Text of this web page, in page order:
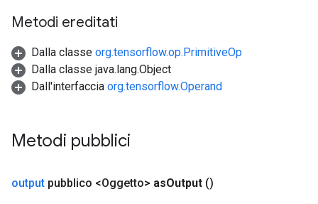
Metodi ereditati
Dalla classe org.tensorflow.op.PrimitiveOp
Dalla classe java.lang.Object
Dall'interfaccia org.tensorflow.Operand
Metodi pubblici
output pubblico <Oggetto> asOutput ()